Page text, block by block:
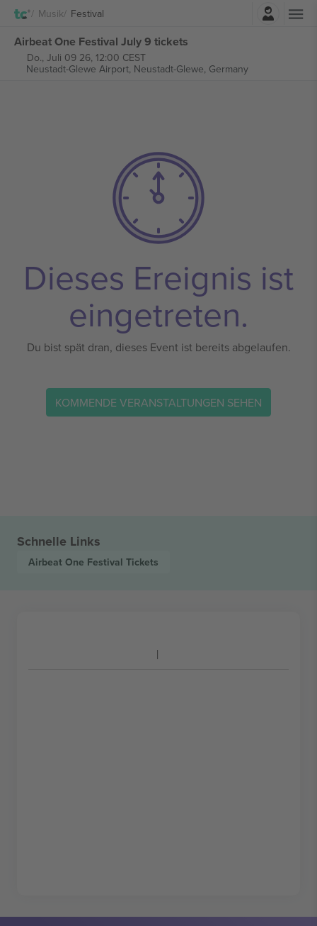
Musik Festival
Airbeat One Festival July 9 tickets
Do., Juli 09 26, 12:00 CEST
Neustadt-Glewe Airport, Neustadt-Glewe, Germany
Dieses Ereignis ist
eingetreten.
Du bist spät dran, dieses Event ist bereits abgelaufen.
KOMMENDE VERANSTALTUNGEN SEHEN
Schnelle Links
Airbeat One Festival Tickets